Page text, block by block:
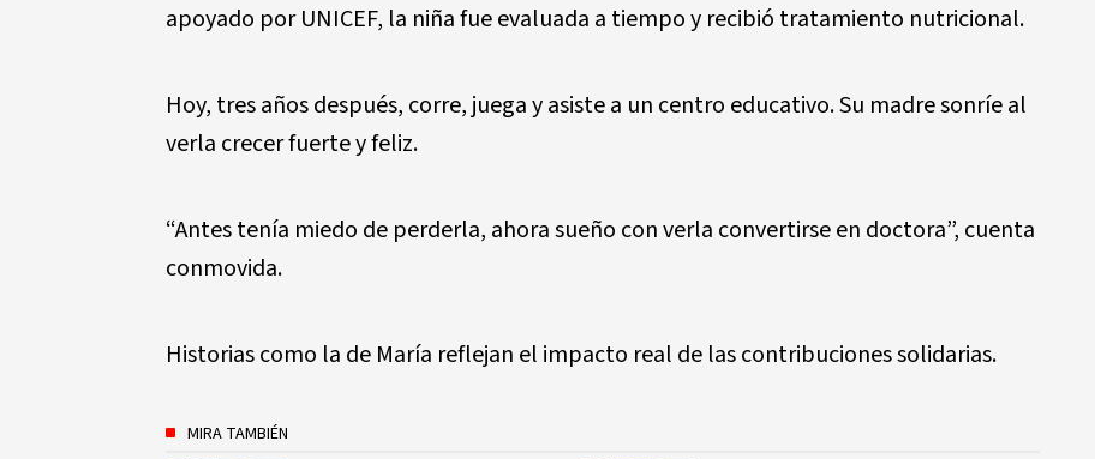
apoyado por UNICEF, la niña fue evaluada a tiempo y recibió tratamiento nutricional.
Hoy, tres años después, corre, juega y asiste a un centro educativo. Su madre sonríe al
verla crecer fuerte y feliz.
“Antes tenía miedo de perderla, ahora sueño con verla convertirse en doctora”, cuenta
conmovida.
Historias como la de María reflejan el impacto real de las contribuciones solidarias.
MIRA TAMBIÉN